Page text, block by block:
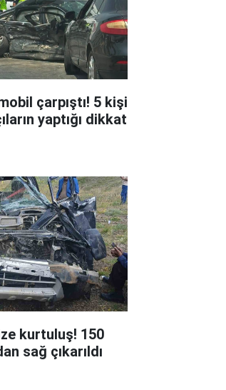
çarpıştı! 5 kişi
yaptığı dikkat
kurtuluş! 150
sağ çıkarıldı